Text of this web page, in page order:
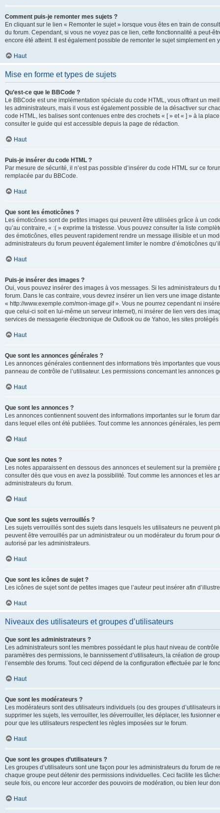
Comment puis-je remonter mes sujets ?
En cliquant sur le lien « Remonter le sujet » lorsque vous êtes en train de
du forum. Cependant, si vous ne voyez pas ce lien, cette fonctionnalité a peut-
encore été atteint. Il est également possible de remonter le sujet simplement
Haut
Mise en forme et types de sujets
Qu’est-ce que le BBCode ?
Le BBCode est une implémentation spéciale du code HTML, vous offrant un
les administrateurs, mais il vous est également possible de la désactiver sur
code HTML, les balises sont contenues entre des crochets « [ » et « ] » à la
consulter le guide qui est accessible depuis la page de rédaction.
Haut
Puis-je insérer du code HTML ?
Par mesure de sécurité, il n’est pas possible d’insérer du code HTML sur ce
remplacée par du BBCode.
Haut
Que sont les émoticônes ?
Les émoticônes sont de petites images qui peuvent être utilisées grâce à un
qu’au contraire, « :( » exprime la tristesse. Vous pouvez consulter la liste
des émoticônes, elles peuvent rapidement rendre un message illisible et un
administrateurs du forum peuvent également limiter le nombre d’émoticônes
Haut
Puis-je insérer des images ?
Oui, vous pouvez insérer des images à vos messages. Si les administrateurs
forum. Dans le cas contraire, vous devrez insérer un lien vers une image
« http://www.exemple.com/mon-image.gif ». Vous ne pourrez cependant ni
que celui-ci soit en lui-même un serveur internet), ni insérer de lien vers des
services de messagerie électronique de Outlook ou de Yahoo, les sites
Haut
Que sont les annonces générales ?
Les annonces générales contiennent des informations très importantes que
panneau de contrôle de l’utilisateur. Les permissions concernant les annonces
Haut
Que sont les annonces ?
Les annonces contiennent souvent des informations importantes sur le forum
dans lequel elles ont été publiées. Tout comme les annonces générales, les
Haut
Que sont les notes ?
Les notes apparaissent en dessous des annonces et seulement sur la
consulter dès que vous en avez la possibilité. Tout comme les annonces et les
administrateurs du forum.
Haut
Que sont les sujets verrouillés ?
Les sujets verrouillés sont des sujets dans lesquels les utilisateurs ne peuvent
peuvent être verrouillés par un administrateur ou un modérateur du forum pour
autorisé par les administrateurs.
Haut
Que sont les icônes de sujet ?
Les icônes de sujet sont de petites images que l’auteur peut insérer afin
Haut
Niveaux des utilisateurs et groupes d’utilisateurs
Que sont les administrateurs ?
Les administrateurs sont les membres possédant le plus haut niveau de
paramètres des permissions, le bannissement d’utilisateurs, la création de
l’ensemble des forums. Tout ceci dépend de la configuration effectuée par le
Haut
Que sont les modérateurs ?
Les modérateurs sont des utilisateurs individuels (ou des groupes
supprimer les sujets, les verrouiller, les déverrouiller, les déplacer, les
pour que les utilisateurs respectent les règles imposées sur le forum.
Haut
Que sont les groupes d’utilisateurs ?
Les groupes d’utilisateurs sont une façon pour les administrateurs du forum
chaque groupe peut détenir des permissions individuelles. Ceci facilite les
seule fois, ou encore leur accorder des pouvoirs de modération, ou bien leur
Haut